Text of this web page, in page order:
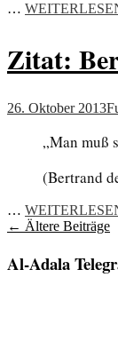
…
Zitat:
26. Oktober 2013
„Man muß
(Bertrand
…
← Ältere Beiträge
Al-Adala